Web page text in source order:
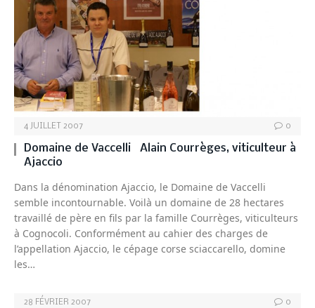
4 JUILLET 2007 0
Domaine de Vaccelli Alain Courrèges, viticulteur à
Ajaccio
Dans la dénomination Ajaccio, le Domaine de Vaccelli
semble incontournable. Voilà un domaine de 28 hectares
travaillé de père en fils par la famille Courrèges, viticulteurs
à Cognocoli. Conformément au cahier des charges de
l’appellation Ajaccio, le cépage corse sciaccarello, domine
les…
28 FÉVRIER 2007 0